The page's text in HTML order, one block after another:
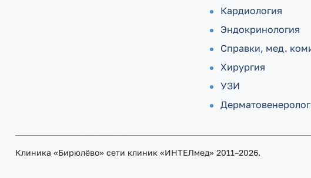
Кардиология
Эндокринология
Справки, мед.
Хирургия
УЗИ
Клиника «Бирюлёво» сети клиник «ИНТЕЛмед» 2011–2026.